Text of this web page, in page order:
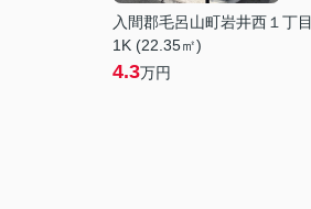
入間郡毛呂山町岩井西１丁目
1K (22.35㎡)
4.3万円